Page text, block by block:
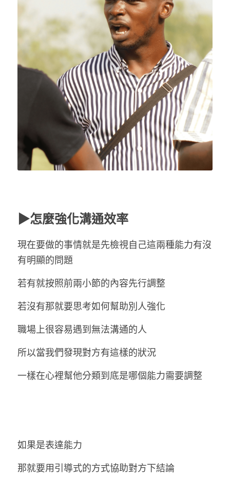
▶怎麼強化溝通效率
現在要做的事情就是先檢視自己這兩種能力有沒
有明顯的問題
若有就按照前兩小節的內容先行調整
若沒有那就要思考如何幫助別人強化
職場上很容易遇到無法溝通的人
所以當我們發現對方有這樣的狀況
一樣在心裡幫他分類到底是哪個能力需要調整
如果是表達能力
那就要用引導式的方式協助對方下結論